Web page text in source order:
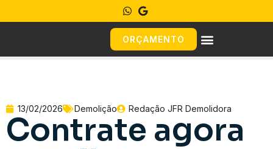
ORÇAMENTO
13/02/2026 Demolição Redação JFR Demolidora
Contrate agora